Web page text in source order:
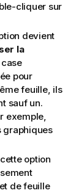
cliquer sur
devient
la
pour
feuille, ils
sauf un.
exemple,
graphiques
option
de feuille